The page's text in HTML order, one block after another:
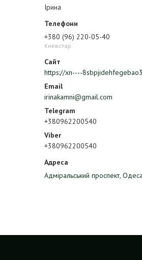
Ірина
+380 (96) 220-05-40
Киевстар
https://xn----
irinakamni@gmail.com
+380962200540
+380962200540
Адміральський проспект,